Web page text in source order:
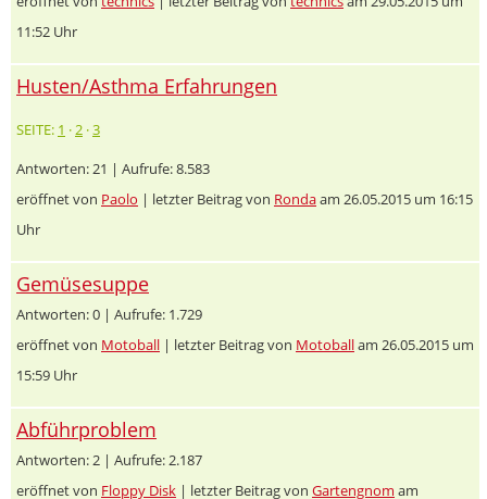
11:52 Uhr
Husten/Asthma Erfahrungen
SEITE: 1 ·2 ·3
Antworten: 21 | Aufrufe: 8.583
eröffnet von Paolo | letzter Beitrag von Rondaam 26.05.2015 um 16:15
Uhr
Gemüsesuppe
Antworten: 0 | Aufrufe: 1.729
eröffnet von Motoball | letzter Beitrag von Motoballam 26.05.2015 um
15:59 Uhr
Abführproblem
Antworten: 2 | Aufrufe: 2.187
eröffnet von Floppy Disk | letzter Beitrag von Gartengnom am